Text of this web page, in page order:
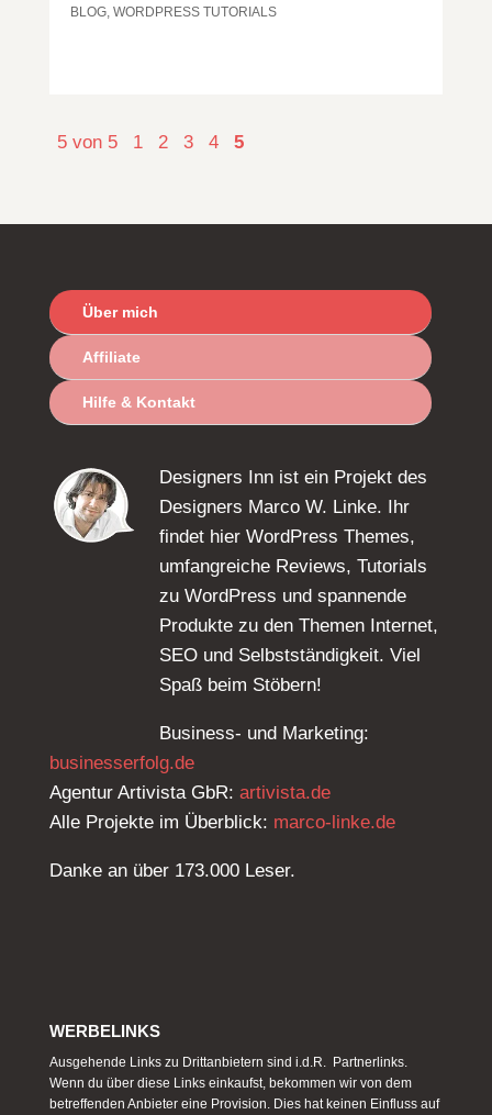
BLOG, WORDPRESS TUTORIALS
5 von 5 1 2 3 4 5
Über mich
Affiliate
Hilfe & Kontakt
Designers Inn ist ein Projekt des
Designers Marco W. Linke. Ihr
findet hier WordPress Themes,
umfangreiche Reviews, Tutorials
zu WordPress und spannende
Produkte zu den Themen Internet,
SEO und Selbstständigkeit. Viel
Spaß beim Stöbern!
Business- und Marketing:
businesserfolg.de
Agentur Artivista GbR: artivista.de
Alle Projekte im Überblick: marco-linke.de
Danke an über 173.000 Leser.
WERBELINKS
Ausgehende Links zu Drittanbietern sind i.d.R. Partnerlinks.
Wenn du über diese Links einkaufst, bekommen wir von dem
betreffenden Anbieter eine Provision. Dies hat keinen Einfluss auf